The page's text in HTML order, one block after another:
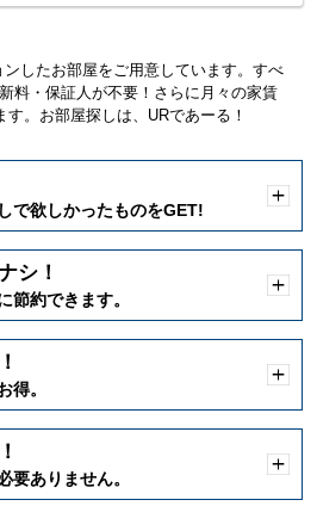
入間市 朝霞市 和光市
新座市
吉川市 ふじみ野市
したお部屋をご用意しています。すべ
料・保証人が不要！さらに月々の家賃
。お部屋探しは、URであーる！
で欲しかったものをGET!
く
シ！
節約できます。
く
得。
く
要ありません。
く